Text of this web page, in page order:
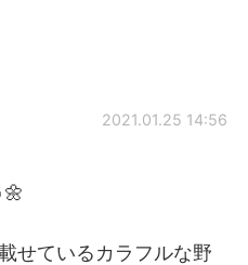
idioma
2021.01.25 14:56
せているカラフルな野